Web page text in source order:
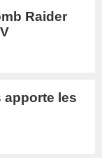
Raider
apporte les